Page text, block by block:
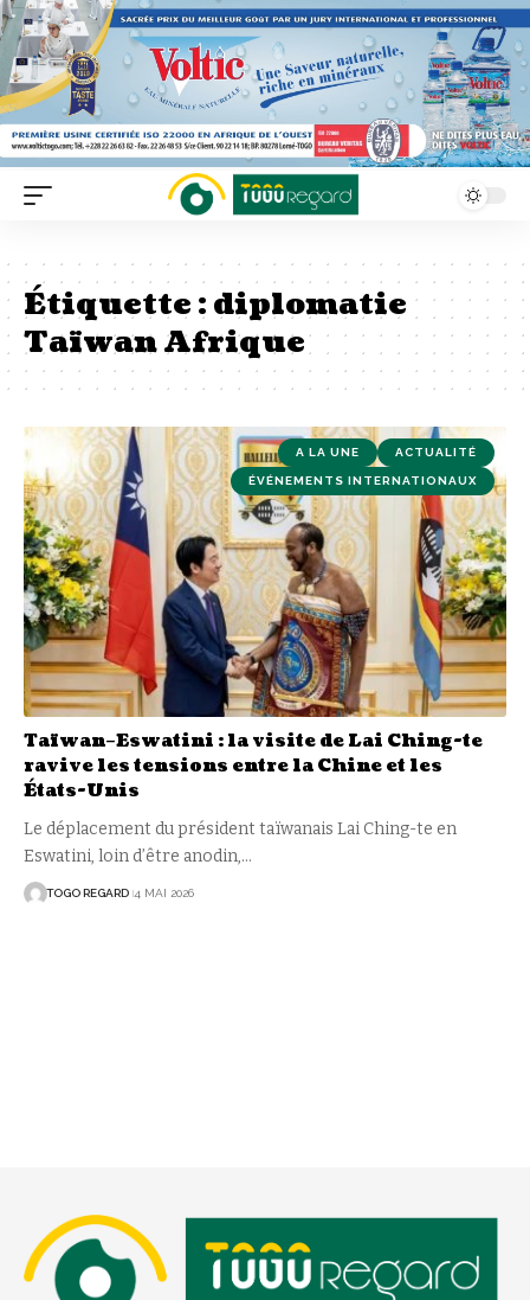
Étiquette :diplomatie
Taïwan Afrique
A LA UNE ACTUALITÉ
ÉVÉNEMENTS INTERNATIONAUX
Taïwan–Eswatini : la visite de Lai Ching-te
ravive les tensions entre la Chine et les
États-Unis
Le déplacement du président taïwanais Lai Ching-te en
Eswatini, loin d’être anodin,…
TOGO REGARD 4 MAI 2026